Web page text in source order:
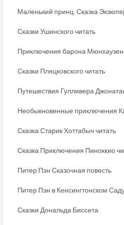
Маленький принц. Сказка
Сказки Ушинского читать
Приключения барона
Сказки Пляцковского читать
Путешествия Гулливера
Необыкновенные приключения
Сказка Старик Хоттабыч читать
Сказка Приключения Пиноккио
Питер Пэн Сказочная повесть
Питер Пэн в Кенсингтонском
Сказки Дональда Биссета